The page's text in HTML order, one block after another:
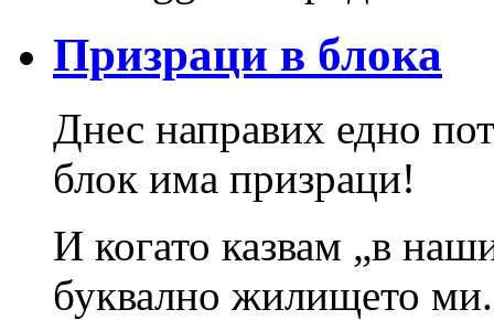
Призраци в блока
Днес направих едно
блок има призраци!
И когато казвам „в
буквално жилището